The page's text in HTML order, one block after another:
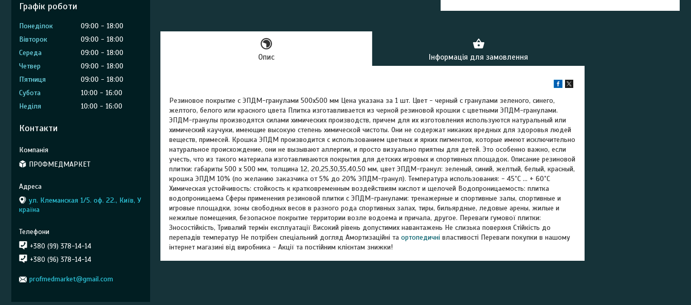
Опис Інформація для замовлення
Резиновое покрытие с ЭПДМ-гранулами 500х500 мм Цена указана за 1 шт. Цвет - черный с гранулами зеленого, синего,
желтого, белого или красного цвета Плитка изготавливается из черной резиновой крошки с цветными ЭПДМ-гранулами.
ЭПДМ-гранулы производятся силами химических производств, причем для их изготовления используются натуральный или
химический каучуки, имеющие высокую степень химической чистоты. Они не содержат никаких вредных для здоровья людей
веществ, примесей. Крошка ЭПДМ производится с использованием цветных и ярких пигментов, которые имеют исключительно
натуральное происхождение, они не вызывают аллергии, и просто визуально приятны для детей. Это особенно важно, если
учесть, что из такого материала изготавливаются покрытия для детских игровых и спортивных площадок. Описание резиновой
плитки: габариты 500 х 500 мм, толщина 12, 20,25,30,35,40,50 мм, цвет ЭПДМ-гранул: зеленый, синий, желтый, белый, красный,
крошка ЭПДМ 10% (по желанию заказчика от 5% до 20% ЭПДМ-гранул). Температура использования: - 45˚С … + 60˚С
Химическая устойчивость: стойкость к кратковременным воздействиям кислот и щелочей Водопроницаемость: плитка
водопроницаема Сферы применения резиновой плитки с ЭПДМ-гранулами: тренажерные и спортивные залы, спортивные и
игровые площадки, зоны свободных весов в разного рода спортивных залах, тиры, бильярдные, ледовые арены, жилые и
нежилые помещения, безопасное покрытие территории возле водоема и причала, другое. Переваги гумової плитки:
Зносостійкість, Тривалий термін експлуатації Високий рівень допустимих навантажень Не слизька поверхня Стійкість до
перепадів температур Не потрібен спеціальний догляд Амортизаційні та ортопедичні властивості Переваги покупки в нашому
інтернет магазині від виробника - Акції та постійним клієнтам знижки!
Графік роботи
Понеділок 09:00
18:00
Вівторок
09:00
18:00
Середа
09:00
18:00
Четвер
09:00
18:00
Пʼятниця
09:00
18:00
Субота
10:00
16:00
Неділя
10:00 16:00
Контакти
ПРОФМЕДМАРКЕТ
ул. Клеманская 1/5. оф. 22., Київ, У
країна
+380 (99) 378-14-14
+380 (96) 378-14-14
profmedmarket@gmail.com